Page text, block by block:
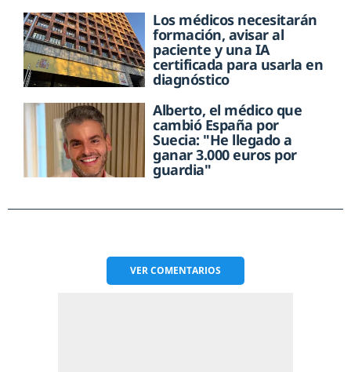
Los médicos necesitarán
formación, avisar al
paciente y una IA
certificada para usarla en
diagnóstico
Alberto, el médico que
cambió España por
Suecia: "He llegado a
ganar 3.000 euros por
guardia"
VERCOMENTARIOS